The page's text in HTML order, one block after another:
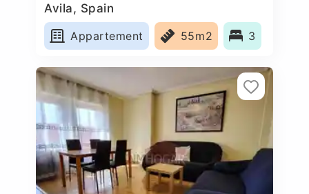
Avila, Spain
Appartement
55m2 3